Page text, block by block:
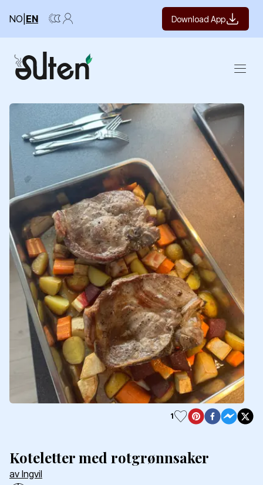
NO EN Download App
Open
Koteletter med rotgrønnsaker
av Ingvil
1